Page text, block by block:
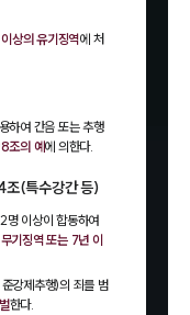
상의 유기징역에 처
하여 간음 또는 추행
조의 예에 의한다.
조(특수강간 등)
명 이상이 합동하여
무기징역 또는 7년 이
강제추행)의 죄를 범
한다.